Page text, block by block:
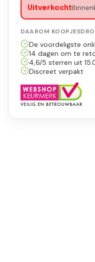
Uitverkocht
DAAROM
De voordeligste
14 dagen om te
4,6/5 sterren uit
Discreet verpakt